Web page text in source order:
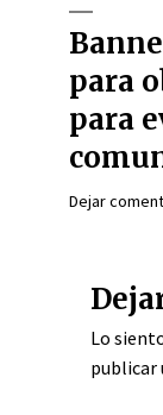
para
para
Dejar
Lo
publicar